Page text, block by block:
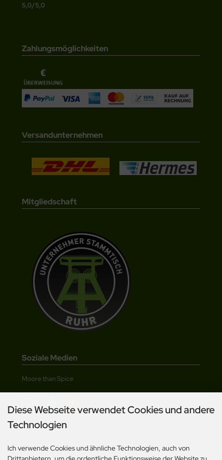
5,0/5,0
Zahlungsmöglichkeiten
Versandunternehmen
Mitgliedschaft
Soziale Medien
Moore than Spice
"The Voice" David E. Moore
Diese Webseite verwendet Cookies und andere
Technologien
Ich verwende Cookies und ähnliche Technologien, auch von